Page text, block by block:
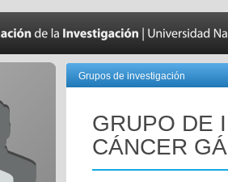
Grupos de investigación
GRUPO DE
CÁNCER